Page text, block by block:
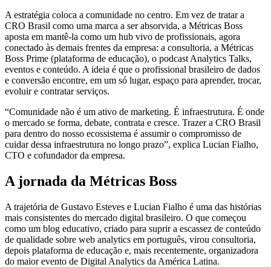
A estratégia coloca a comunidade no centro. Em vez de tratar a
CRO Brasil como uma marca a ser absorvida, a Métricas Boss
aposta em mantê-la como um hub vivo de profissionais, agora
conectado às demais frentes da empresa: a consultoria, a Métricas
Boss Prime (plataforma de educação), o podcast Analytics Talks,
eventos e conteúdo. A ideia é que o profissional brasileiro de dados
e conversão encontre, em um só lugar, espaço para aprender, trocar,
evoluir e contratar serviços.
“Comunidade não é um ativo de marketing. É infraestrutura. É onde
o mercado se forma, debate, contrata e cresce. Trazer a CRO Brasil
para dentro do nosso ecossistema é assumir o compromisso de
cuidar dessa infraestrutura no longo prazo”, explica Lucian Fialho,
CTO e cofundador da empresa.
A jornada da Métricas Boss
A trajetória de Gustavo Esteves e Lucian Fialho é uma das histórias
mais consistentes do mercado digital brasileiro. O que começou
como um blog educativo, criado para suprir a escassez de conteúdo
de qualidade sobre web analytics em português, virou consultoria,
depois plataforma de educação e, mais recentemente, organizadora
do maior evento de Digital Analytics da América Latina.